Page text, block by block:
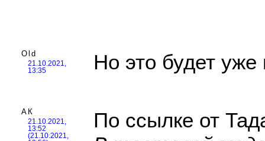
Old
21.10.2021,
13:35
Но это будет уже
АК
21.10.2021,
13:52
(21.10.2021,
По ссылке от